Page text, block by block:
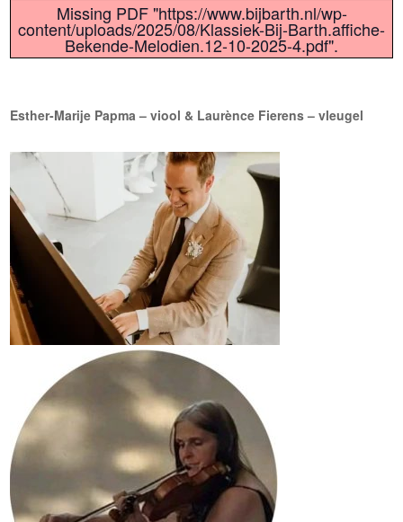
Missing PDF "https://www.bijbarth.nl/wp-
content/uploads/2025/08/Klassiek-Bij-Barth.affiche-
Bekende-Melodien.12-10-2025-4.pdf".
Esther-Marije Papma – viool & Laurènce Fierens – vleugel